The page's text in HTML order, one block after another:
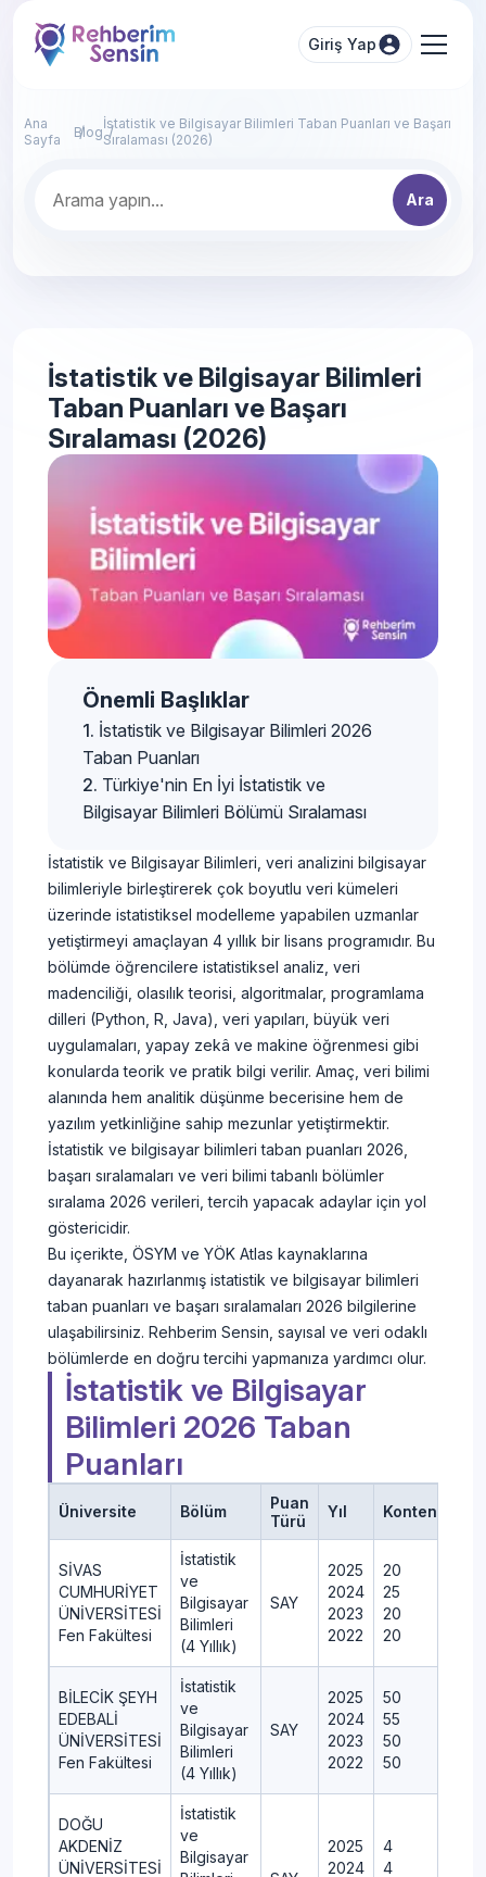
Giriş Yap
Ana
Sayfa
Blogİstatistik ve Bilgisayar Bilimleri Taban Puanları ve Başarı
Sıralaması (2026)
Ara
İstatistik ve Bilgisayar Bilimleri
Taban Puanları ve Başarı
Sıralaması (2026)
Önemli Başlıklar
İstatistik ve Bilgisayar Bilimleri 2026
Taban Puanları
Türkiye'nin En İyi İstatistik ve
Bilgisayar Bilimleri Bölümü Sıralaması
İstatistik ve Bilgisayar Bilimleri, veri analizini bilgisayar
bilimleriyle birleştirerek çok boyutlu veri kümeleri
üzerinde istatistiksel modelleme yapabilen uzmanlar
yetiştirmeyi amaçlayan 4 yıllık bir lisans programıdır. Bu
bölümde öğrencilere istatistiksel analiz, veri
madenciliği, olasılık teorisi, algoritmalar, programlama
dilleri (Python, R, Java), veri yapıları, büyük veri
uygulamaları, yapay zekâ ve makine öğrenmesi gibi
konularda teorik ve pratik bilgi verilir. Amaç, veri bilimi
alanında hem analitik düşünme becerisine hem de
yazılım yetkinliğine sahip mezunlar yetiştirmektir.
İstatistik ve bilgisayar bilimleri taban puanları 2026,
başarı sıralamaları ve veri bilimi tabanlı bölümler
sıralama 2026 verileri, tercih yapacak adaylar için yol
göstericidir.
Bu içerikte, ÖSYM ve YÖK Atlas kaynaklarına
dayanarak hazırlanmış istatistik ve bilgisayar bilimleri
taban puanları ve başarı sıralamaları 2026 bilgilerine
ulaşabilirsiniz. Rehberim Sensin, sayısal ve veri odaklı
bölümlerde en doğru tercihi yapmanıza yardımcı olur.
İstatistik ve Bilgisayar
Bilimleri 2026 Taban
Puanları
Üniversite Bölüm
Puan
Türü
Yıl Kontenjan
SİVAS
CUMHURİYET
ÜNİVERSİTESİ
Fen Fakültesi
İstatistik
ve
Bilgisayar
Bilimleri
(4 Yıllık)
SAY
2025
2024
2023
2022
20
25
20
20
BİLECİK ŞEYH
EDEBALİ
ÜNİVERSİTESİ
Fen Fakültesi
İstatistik
ve
Bilgisayar
Bilimleri
(4 Yıllık)
SAY
2025
2024
2023
2022
50
55
50
50
DOĞU
AKDENİZ
ÜNİVERSİTESİ
İstatistik
ve
Bilgisayar
2025
2024
4
4